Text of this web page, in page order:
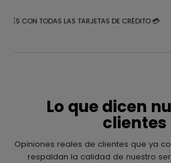
CON TODAS LAS TARJETAS DE CRÉDITO 💳
Lo que dicen
clientes
Opiniones reales de clientes que ya
respaldan la calidad de nuestro